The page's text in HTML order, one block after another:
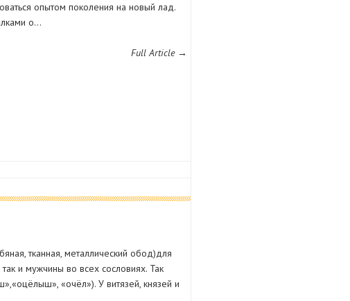
опытом поколения на новый лад.
о…
Full Article →
тканная, металлический обод)для
и мужчины во всех сословиях. Так
«очёл»). У витязей, князей и